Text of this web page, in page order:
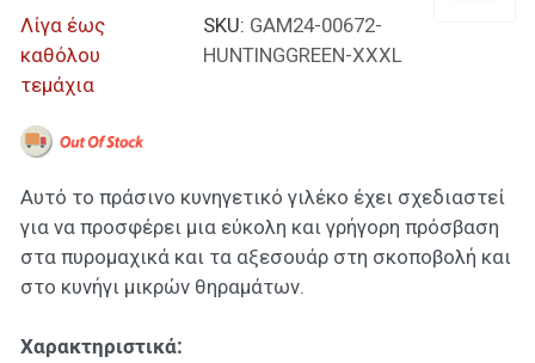
Λίγα έως
καθόλου
τεμάχια
SKU: GAM24-00672-
HUNTINGGREEN-XXXL
Αυτό το πράσινο κυνηγετικό γιλέκο έχει σχεδιαστεί
για να προσφέρει μια εύκολη και γρήγορη πρόσβαση
στα πυρομαχικά και τα αξεσουάρ στη σκοποβολή και
στο κυνήγι μικρών θηραμάτων.
Χαρακτηριστικά: